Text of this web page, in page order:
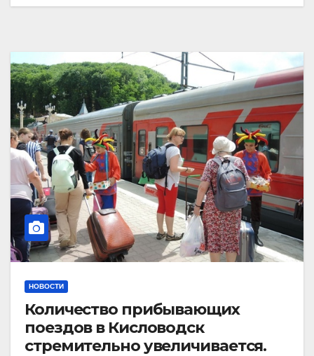
НОВОСТИ
Количество прибывающих
поездов в Кисловодск
стремительно увеличивается.